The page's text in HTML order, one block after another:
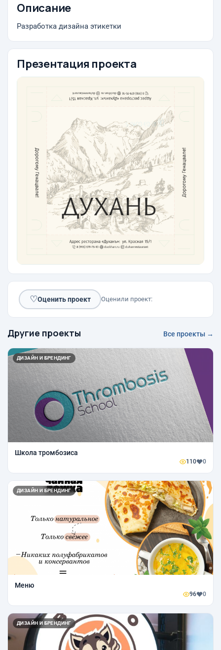
Описание
Разработка дизайна этикетки
Презентация проекта
♡Оценить проект Оценили проект:
Другие проекты Все проекты →
ДИЗАЙН И БРЕНДИНГ
Школа тромбозиса
110 0
ДИЗАЙН И БРЕНДИНГ
Меню
96 0
ДИЗАЙН И БРЕНДИНГ